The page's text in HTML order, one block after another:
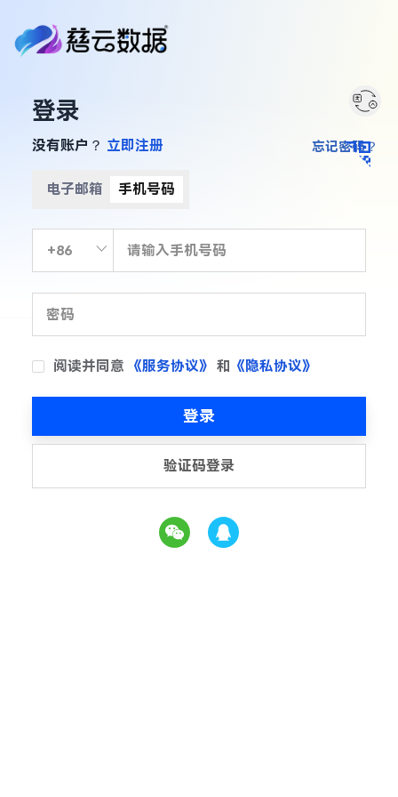
登录
没有账户？ 立即注册
电子邮箱 手机号码
阅读并同意 《服务协议》 和 《隐私协议》
忘记密码？
登录
验证码登录